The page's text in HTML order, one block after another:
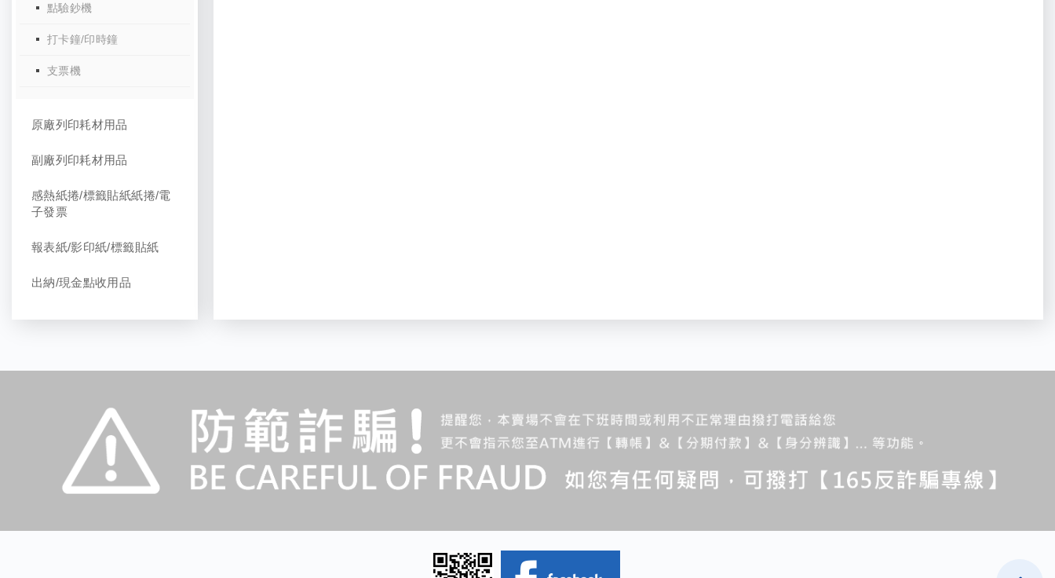
點驗鈔機
打卡鐘/印時鐘
支票機
原廠列印耗材用品
副廠列印耗材用品
感熱紙捲/標籤貼紙紙捲/電
子發票
報表紙/影印紙/標籤貼紙
出納/現金點收用品